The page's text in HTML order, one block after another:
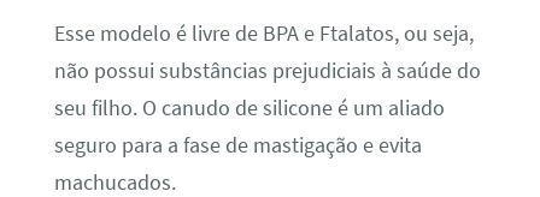
Esse modelo é livre de BPA e Ftalatos, ou seja,
não possui substâncias prejudiciais à saúde do
seu filho. O canudo de silicone é um aliado
seguro para a fase de mastigação e evita
machucados.